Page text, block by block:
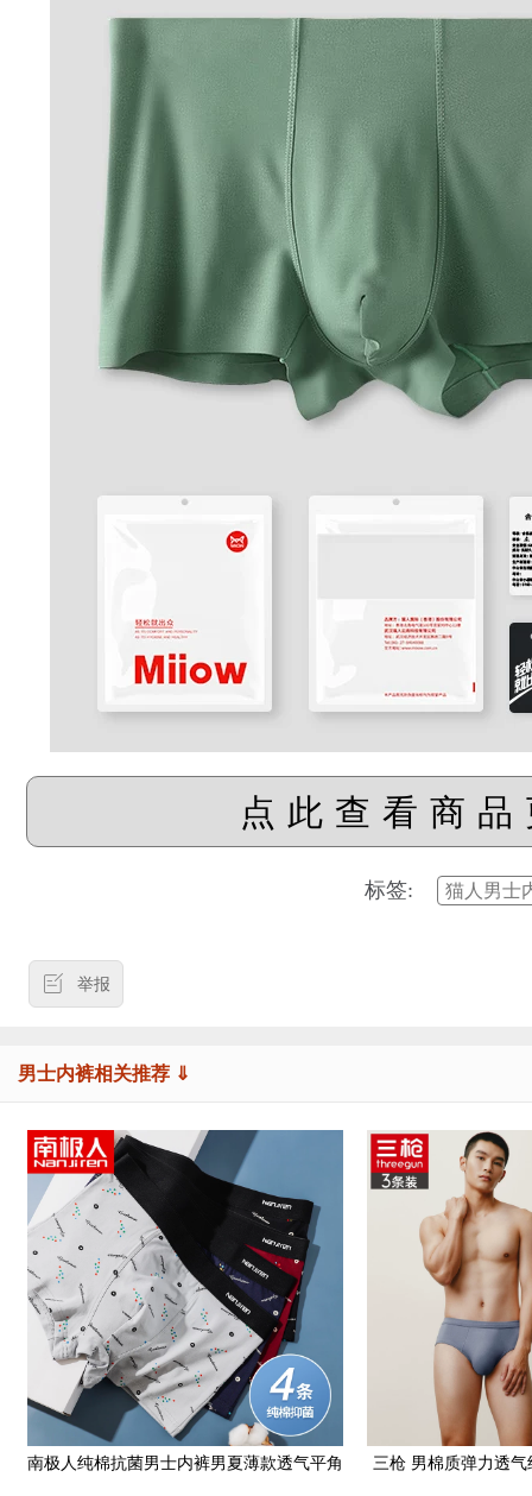
点此查看商
标签: 猫人男士
举报
男士内裤相关推荐 ⇓
南极人纯棉抗菌男士内裤男夏薄款透气平角
三枪 男棉质弹力透